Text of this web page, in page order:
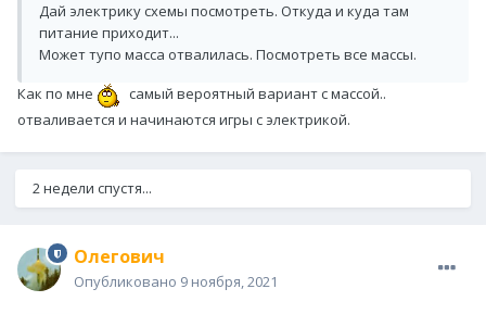
Дай электрику схемы посмотреть. Откуда и куда там
питание приходит...
Может тупо масса отвалилась. Посмотреть все массы.
Как по мне
самый вероятный вариант с массой..
отваливается и начинаются игры с электрикой.
2 недели спустя...
Олегович
Опубликовано 9 ноября, 2021